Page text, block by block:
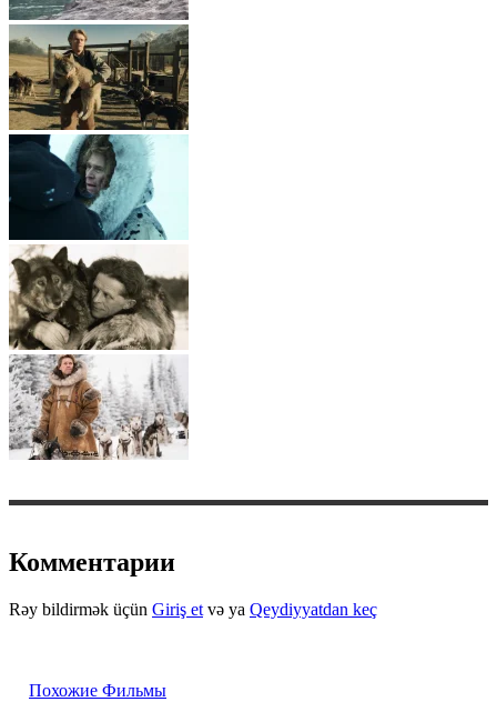
Комментарии
Rəy bildirmək üçün Giriş et və ya Qeydiyyatdan keç
Похожие Фильмы